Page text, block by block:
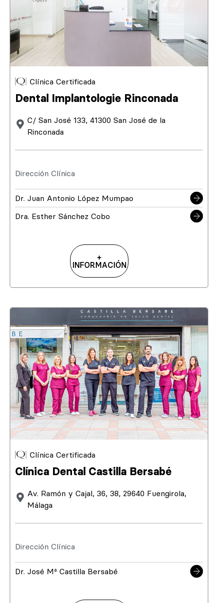
Clínica Certificada
Dental Implantologie Rinconada
C/ San José 133, 41300 San José de la
Rinconada
Dirección Clínica
Dr. Juan Antonio López Mumpao
Dra. Esther Sánchez Cobo
+
INFORMACIÓN
Clínica Certificada
Clínica Dental Castilla Bersabé
Av. Ramón y Cajal, 36, 38, 29640 Fuengirola,
Málaga
Dirección Clínica
Dr. José Mª Castilla Bersabé